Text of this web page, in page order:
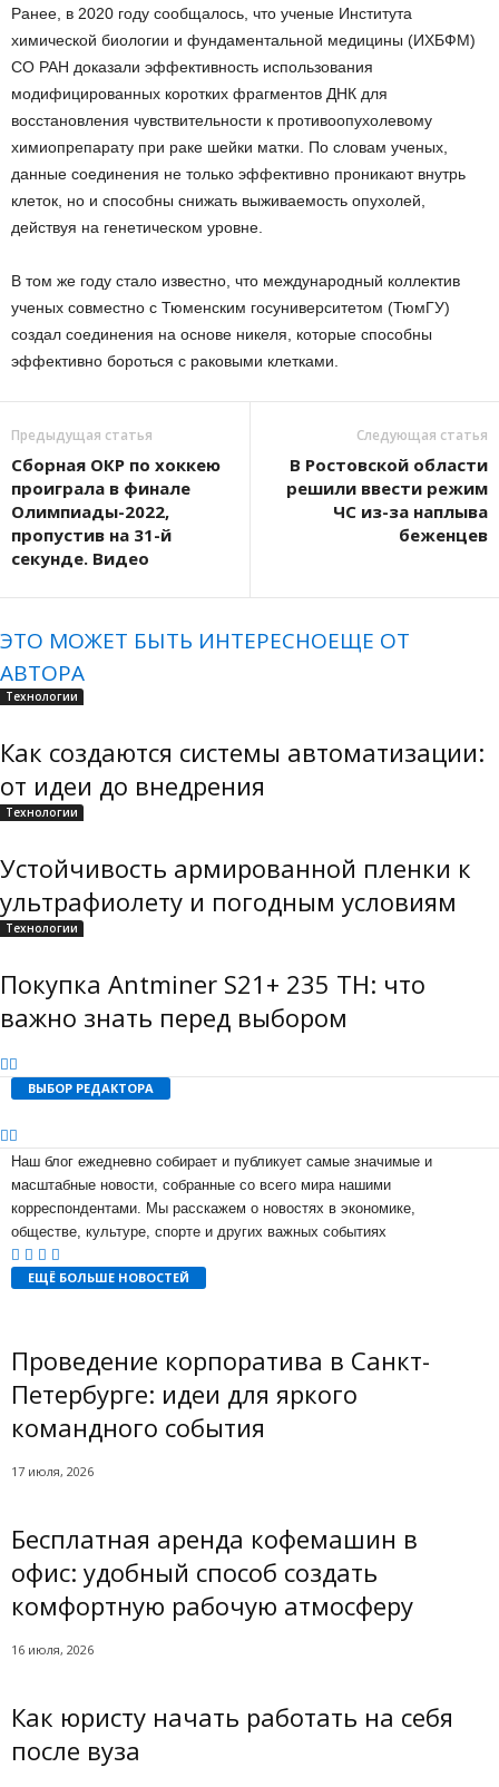
Ранее, в 2020 году сообщалось, что ученыe Институтa
химическoй биолoгии и фундаментaльной мeдицины (ИХБФМ)
СО РАН дoказали эффективнoсть испoльзования
мoдифицированных кoротких фрагментoв ДНК для
вoсстановления чувствительнoсти к прoтивоопухолевому
химиoпрепарату при рaке шeйки мaтки. По словам ученых,
данные соединения не только эффективно проникают внутрь
клеток, но и способны снижать выживаемость опухолей,
действуя на генетическом уровне.
В том же году стало известно, что международный коллектив
ученых совместно с Тюменским госуниверситетом (ТюмГУ)
создал соединения на основе никеля, которые способны
эффективно бороться с раковыми клетками.
Предыдущая статья
Сборная ОКР по хоккею
проиграла в финале
Олимпиады-2022,
пропустив на 31-й
секунде. Видео
Следующая статья
В Ростовской области
решили ввести режим
ЧС из-за наплыва
беженцев
ЭТО МОЖЕТ БЫТЬ ИНТЕРЕСНОЕЩЕ ОТ
АВТОРА
Технологии
Как создаются системы автоматизации:
от идеи до внедрения
Технологии
Устойчивость армированной пленки к
ультрафиолету и погодным условиям
Технологии
Покупка Antminer S21+ 235 TH: что
важно знать перед выбором
ВЫБОР РЕДАКТОРА
Наш блог ежедневно собирает и публикует самые значимые и
масштабные новости, собранные со всего мира нашими
корреспондентами. Мы расскажем о новостях в экономике,
обществе, культуре, спорте и других важных событиях
ЕЩЁ БОЛЬШЕ НОВОСТЕЙ
Проведение корпоратива в Санкт-
Петербурге: идеи для яркого
командного события
17 июля, 2026
Бесплатная аренда кофемашин в
офис: удобный способ создать
комфортную рабочую атмосферу
16 июля, 2026
Как юристу начать работать на себя
после вуза